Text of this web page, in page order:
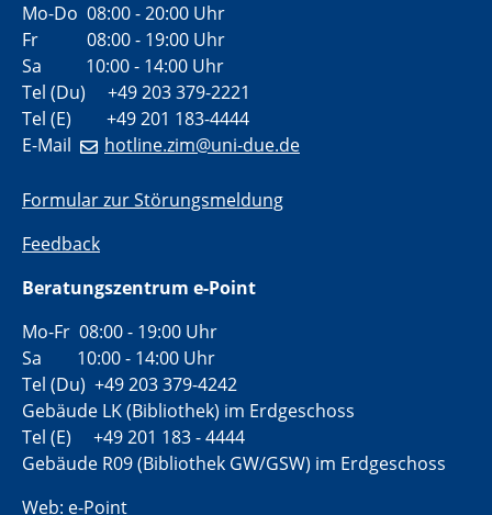
Mo-Do 08:00 - 20:00 Uhr
Fr 08:00 - 19:00 Uhr
Sa 10:00 - 14:00 Uhr
Tel (Du) +49 203 379-2221
Tel (E) +49 201 183-4444
E-Mail
hotline.zim@uni-due.de
Formular zur Störungsmeldung
Feedback
Beratungszentrum e-Point
Mo-Fr 08:00 - 19:00 Uhr
Sa 10:00 - 14:00 Uhr
Tel (Du) +49 203 379-4242
Gebäude LK (Bibliothek) im Erdgeschoss
Tel (E) +49 201 183 - 4444
Gebäude R09 (Bibliothek GW/GSW) im Erdgeschoss
Web: e-Point